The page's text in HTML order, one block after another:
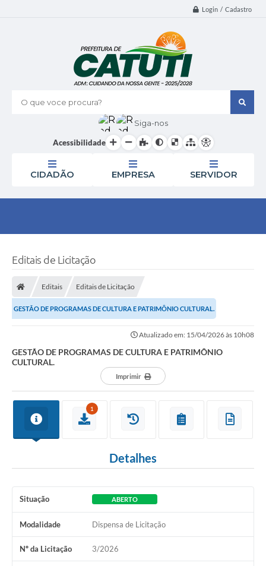
Login / Cadastro
O que voce procura?
Siga-nos
Acessibilidade
CIDADÃO EMPRESA SERVIDOR
Editais de Licitação
Editais Editais de Licitação
GESTÃO DE PROGRAMAS DE CULTURA E PATRIMÔNIO CULTURAL.
Atualizado em: 15/04/2026 às 10h08
GESTÃO DE PROGRAMAS DE CULTURA E PATRIMÔNIO
CULTURAL.
Imprimir
1
Detalhes
Situação ABERTO
Modalidade Dispensa de Licitação
Nº da Licitação 3/2026